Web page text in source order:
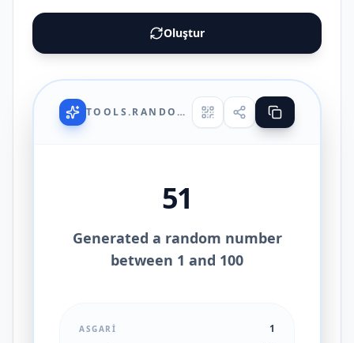
Oluştur
TOOLS.RANDOMNUMBERGENERATOR.UI.TITLE
51
Generated a random number
between 1 and 100
ASGARI 1